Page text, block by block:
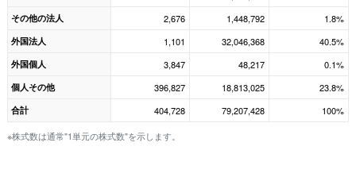
その他の法人 2,676 1,448,792 1.8%
外国法人 1,101 32,046,368 40.5%
外国個人 3,847 48,217 0.1%
個人その他 396,827 18,813,025 23.8%
合計 404,728 79,207,428
100%
※株式数は通常"1単元の株式数"を示します。